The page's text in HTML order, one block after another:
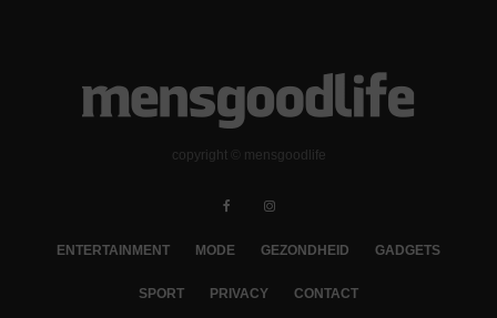
copyright © mensgoodlife
ENTERTAINMENT MODE GEZONDHEID GADGETS
SPORT PRIVACY CONTACT